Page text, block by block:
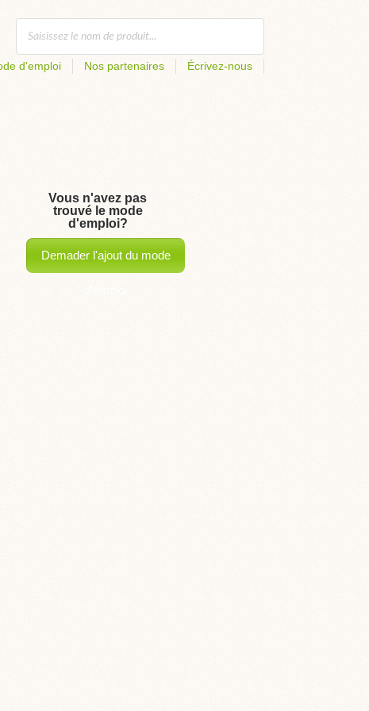
d'emploi Nos partenaires Écrivez-nous
Vous n'avez pas
trouvé le mode
d'emploi?
Demader l'ajout du mode